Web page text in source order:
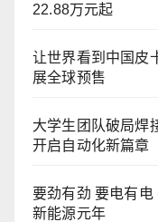
22.88万元起
让世界看到中国皮
展全球预售
大学生团队破局焊
开启自动化新篇章
要劲有劲 要电有
新能源元年